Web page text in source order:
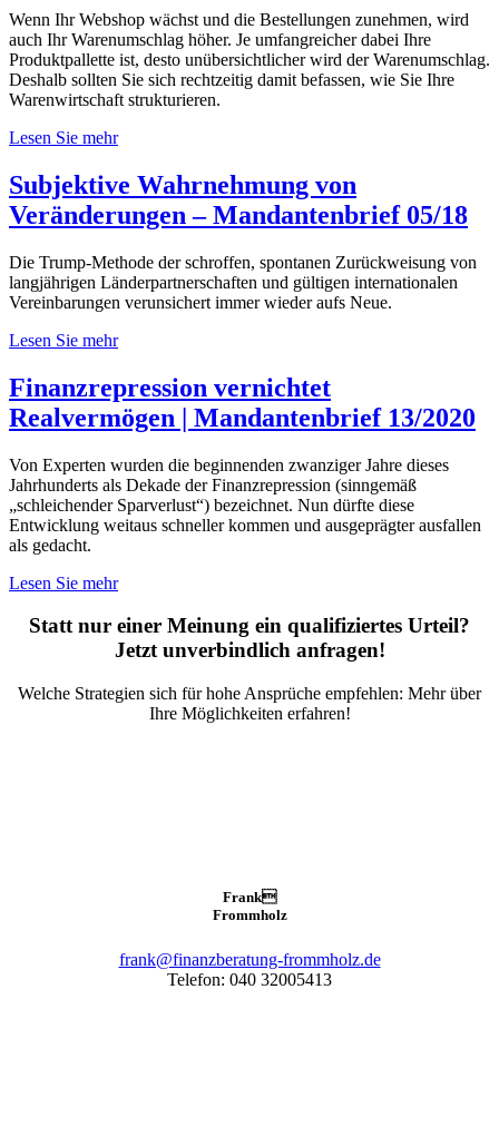
Wenn Ihr Webshop wächst und die Bestellungen zunehmen, wird
auch Ihr Warenumschlag höher. Je umfangreicher dabei Ihre
Produktpallette ist, desto unübersichtlicher wird der Warenumschlag.
Deshalb sollten Sie sich rechtzeitig damit befassen, wie Sie Ihre
Warenwirtschaft strukturieren.
Lesen Sie mehr
Subjektive Wahrnehmung von
Veränderungen – Mandantenbrief 05/18
Die Trump-Methode der schroffen, spontanen Zurückweisung von
langjährigen Länderpartnerschaften und gültigen internationalen
Vereinbarungen verunsichert immer wieder aufs Neue.
Lesen Sie mehr
Finanzrepression vernichtet
Realvermögen | Mandantenbrief 13/2020
Von Experten wurden die beginnenden zwanziger Jahre dieses
Jahrhunderts als Dekade der Finanzrepression (sinngemäß
„schleichender Sparverlust“) bezeichnet. Nun dürfte diese
Entwicklung weitaus schneller kommen und ausgeprägter ausfallen
als gedacht.
Lesen Sie mehr
Statt nur einer Meinung ein qualifiziertes Urteil?
Jetzt unverbindlich anfragen!
Welche Strategien sich für hohe Ansprüche empfehlen: Mehr über
Ihre Möglichkeiten erfahren!
Frank
Frommholz
frank@finanzberatung-frommholz.de
Telefon: 040 32005413